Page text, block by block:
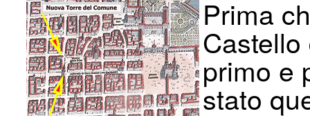
Prima
primo e
stato